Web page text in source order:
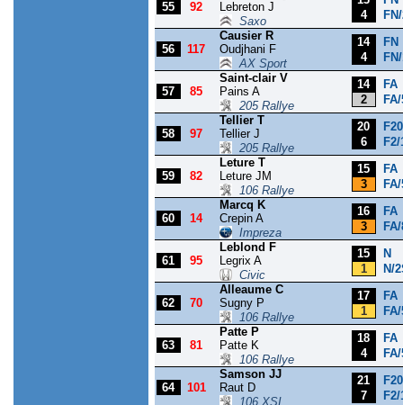
55 92
Lebreton J
Saxo
4
56 117
Causier R
Oudjhani F
AX Sport
14
FN
4
57 85
Saint-clair V
Pains A
205 Rallye
14
FA
2
58 97
Tellier T
Tellier J
205 Rallye
20
6
F2/
59 82
Leture T
Leture JM
106 Rallye
15
FA
3
60 14
Marcq K
Crepin A
Impreza
16
FA
3
61 95
Leblond F
Legrix A
Civic
15
N
1
N/
62 70
Alleaume C
Sugny P
106 Rallye
17
FA
1
63 81
Patte P
Patte K
106 Rallye
18
FA
4
64 101
Samson JJ
Raut D
106 XSI
21
7
F2/